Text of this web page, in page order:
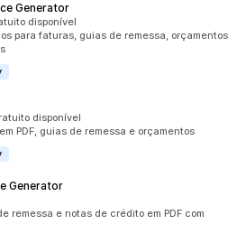
Generator
disponível
para faturas, guias de remessa, orçamentos
disponível
PDF, guias de remessa e orçamentos
Generator
remessa e notas de crédito em PDF com